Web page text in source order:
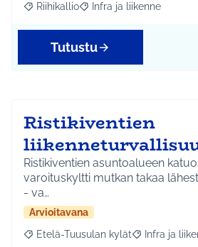
Rajaa tulokset aihepiirin mukaan:
Riihikallio Rajaa tulokset teeman
Infra ja liikenne
Tutustu
Ristikiventien
Ristikiventien asuntoalueen
varoituskyltti mutkan takaa
- va…
Arvioitavana
Rajaa tulokset aihepiirin mukaan:
Etelä-Tuusulan kylät RajaaInfra ja